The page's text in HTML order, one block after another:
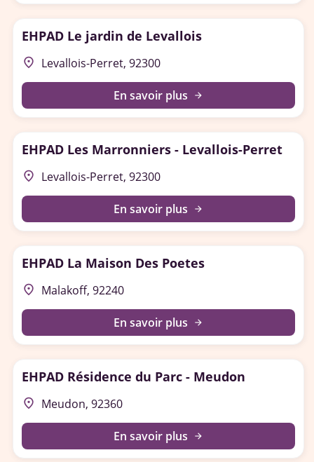
EHPAD Le jardin de Levallois
place Levallois-Perret, 92300
En savoir plus arrow_forward
EHPAD Les Marronniers - Levallois-Perret
place Levallois-Perret, 92300
En savoir plus arrow_forward
EHPAD La Maison Des Poetes
place Malakoff, 92240
En savoir plus arrow_forward
EHPAD Résidence du Parc - Meudon
place Meudon, 92360
En savoir plus arrow_forward